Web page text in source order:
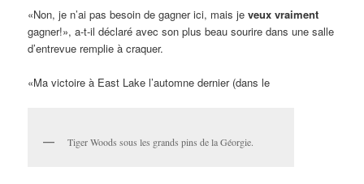
«Non, je n’ai pas besoin de gagner ici, mais jeveux vraiment
gagner!», a-t-il déclaré avec son plus beau sourire dans une salle
d’entrevue remplie à craquer.
«Ma victoire à East Lake l’automne dernier (dans le
Tiger Woods sous les grands pins de la Géorgie.